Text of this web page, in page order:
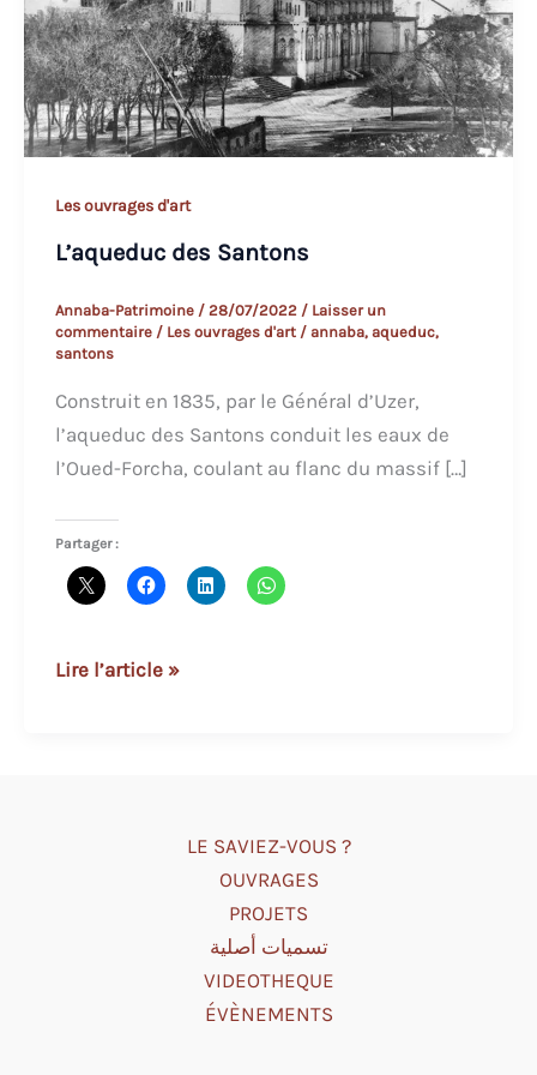
Les ouvrages d'art
L’aqueduc des Santons
Annaba-Patrimoine / 28/07/2022 / Laisser un
commentaire / Les ouvrages d'art/ annaba, aqueduc,
santons
Construit en 1835, par le Général d’Uzer,
l’aqueduc des Santons conduit les eaux de
l’Oued-Forcha, coulant au flanc du massif […]
Partager :
L’aqueduc
Lire l’article »
LE SAVIEZ-VOUS ?
OUVRAGES
PROJETS
تسميات أصلية
VIDEOTHEQUE
ÉVÈNEMENTS